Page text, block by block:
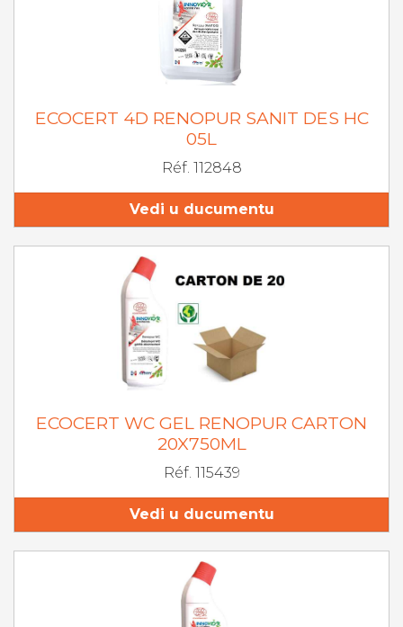
ECOCERT 4D RENOPUR SANIT DES HC
05L
Réf. 112848
Vedi u ducumentu
ECOCERT WC GEL RENOPUR CARTON
20X750ML
Réf. 115439
Vedi u ducumentu